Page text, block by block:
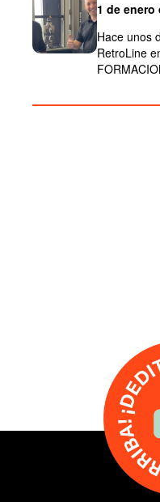
1 de enero
Hace unos
RetroLine